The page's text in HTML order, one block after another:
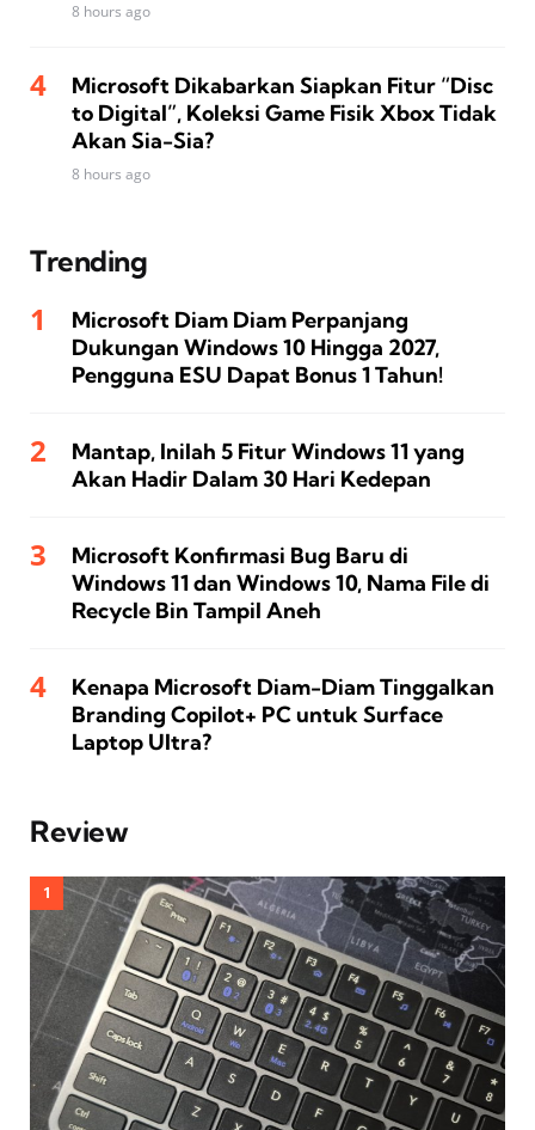
8 hours ago
Microsoft Dikabarkan Siapkan Fitur “Disc
to Digital”, Koleksi Game Fisik Xbox Tidak
Akan Sia-Sia?
8 hours ago
Trending
Microsoft Diam Diam Perpanjang
Dukungan Windows 10 Hingga 2027,
Pengguna ESU Dapat Bonus 1 Tahun!
Mantap, Inilah 5 Fitur Windows 11 yang
Akan Hadir Dalam 30 Hari Kedepan
Microsoft Konfirmasi Bug Baru di
Windows 11 dan Windows 10, Nama File di
Recycle Bin Tampil Aneh
Kenapa Microsoft Diam-Diam Tinggalkan
Branding Copilot+ PC untuk Surface
Laptop Ultra?
Review